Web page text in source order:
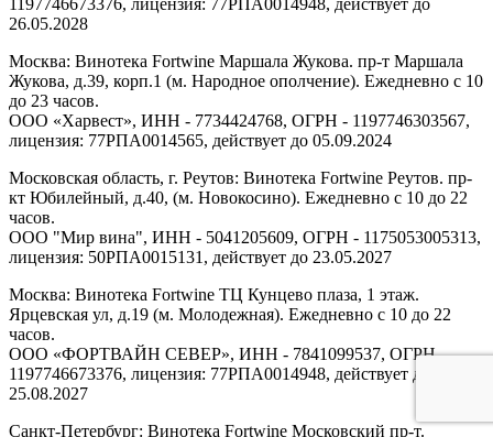
26.05.2028
Москва: Винотека Fortwine Маршала Жукова. пр-т Маршала
Жукова, д.39, корп.1 (м. Народное ополчение). Ежедневно с 10
до 23 часов.
ООО «Харвест», ИНН - 7734424768, ОГРН - 1197746303567,
лицензия: 77РПА0014565, действует до 05.09.2024
Московская область, г. Реутов: Винотека Fortwine Реутов. пр-
кт Юбилейный, д.40, (м. Новокосино). Ежедневно с 10 до 22
часов.
ООО "Мир вина", ИНН - 5041205609, ОГРН - 1175053005313,
лицензия: 50РПА0015131, действует до 23.05.2027
Москва: Винотека Fortwine ТЦ Кунцево плаза, 1 этаж.
Ярцевская ул, д.19 (м. Молодежная). Ежедневно с 10 до 22
часов.
ООО «ФОРТВАЙН СЕВЕР», ИНН - 7841099537, ОГРН -
1197746673376, лицензия: 77РПА0014948, действует до
25.08.2027
Санкт-Петербург: Винотека Fortwine Московский пр-т.